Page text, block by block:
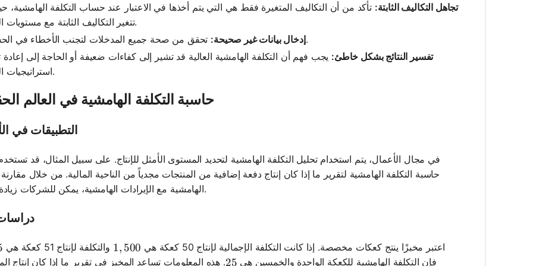
تجاهل التكاليف الثابتة: تأكد من أن التكاليف المتغيرة فقط هي التي يتم أخذها في الاعتبار عند حساب التكلفة الهامشية،
تتغير التكاليف الثابتة مع مستويات الإنتاج.
إدخال بيانات غير صحيحة:تحقق من صحة جميع المدخلات لتجنب الأخطاء في الحساب.
تفسير النتائج بشكل خاطئ: يجب فهم أن التكلفة الهامشية العالية قد تشير إلى كفاءات ضعيفة أو الحاجة إلى إعادة
استراتيجيات الإنتاج.
حاسبة التكلفة الهامشية في العالم
التطبيقات في
في مجال الأعمال، يتم استخدام تحليل التكلفة الهامشية لتحديد المستوى الأمثل للإنتاج. على سبيل المثال، قد
حاسبة التكلفة الهامشية لتقرير ما إذا كان إنتاج دفعة إضافية من المنتجات مجدياً من الناحية المالية. من خلال مقارنة
الهامشية مع الإيرادات الهامشية، يمكن للشركات زيادة الأرباح.
اعتبر مخبزًا ينتج كعكات مخصصة. إذا كانت التكلفة الإجمالية لإنتاج 50 كعكة هي 1,500
1, 500 والتكلفة لإنتاج 51 كعكة هي
فإن التكلفة الهامشية للكعكة الواحدة والخمسين هي 25
25. هذه المعلومات تساعد المخبز في تقرير ما إذا كان إنتاج